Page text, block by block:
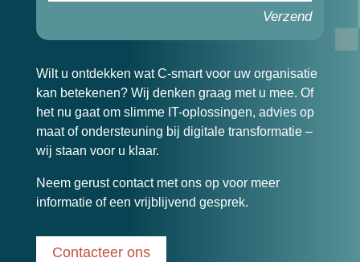
Verzend
Wilt u ontdekken wat C-smart voor uw organisatie
kan betekenen? Wij denken graag met u mee. Of
het nu gaat om slimme IT-oplossingen, advies op
maat of ondersteuning bij digitale transformatie –
wij staan voor u klaar.
Neem gerust contact met ons op voor meer
informatie of een vrijblijvend gesprek.
Contacteer ons